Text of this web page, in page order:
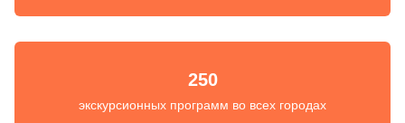
250
экскурсионных программ во всех городах